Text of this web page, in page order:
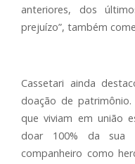
anteriores, dos
prejuízo”, também
Cassetari ainda
doação de
que viviam em união
doar 100% da sua
companheiro como